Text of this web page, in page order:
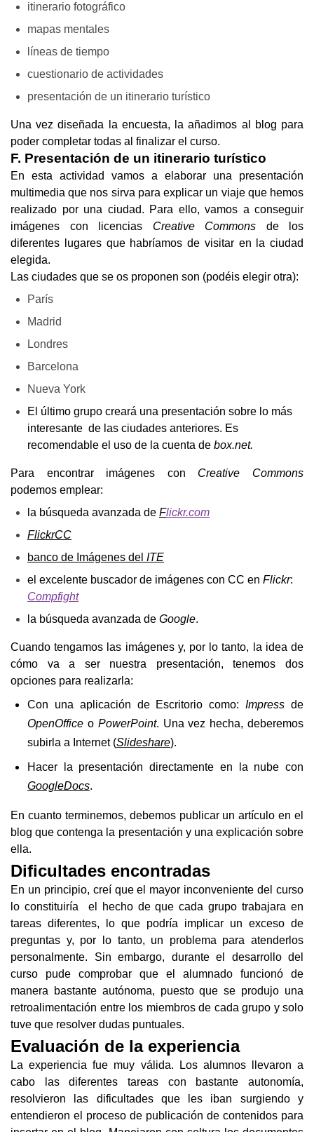
itinerario fotográfico
mapas mentales
líneas de tiempo
cuestionario de actividades
presentación de un itinerario turístico
Una vez diseñada la encuesta, la añadimos al blog para
poder completar todas al finalizar el curso.
F. Presentación de un itinerario turístico
En esta actividad vamos a elaborar una presentación
multimedia que nos sirva para explicar un viaje que hemos
realizado por una ciudad. Para ello, vamos a conseguir
imágenes con licencias Creative Commons de los
diferentes lugares que habríamos de visitar en la ciudad
elegida.
Las ciudades que se os proponen son (podéis elegir otra):
París
Madrid
Londres
Barcelona
Nueva York
El último grupo creará una presentación sobre lo más
interesante  de las ciudades anteriores. Es
recomendable el uso de la cuenta de box.net.
Para encontrar imágenes con Creative Commons
podemos emplear:
la búsqueda avanzada de Flickr.com
FlickrCC
banco de Imágenes del ITE
el excelente buscador de imágenes con CC en Flickr
Compfight
la búsqueda avanzada de Google.
Cuando tengamos las imágenes y, por lo tanto, la idea de
cómo va a ser nuestra presentación, tenemos dos
opciones para realizarla:
Con una aplicación de Escritorio como: Impress
OpenOffice o PowerPoint. Una vez hecha, deberemos
subirla a Internet (Slideshare).
GoogleDocs.
En cuanto terminemos, debemos publicar un artículo en el
blog que contenga la presentación y una explicación sobre
ella.
Dificultades encontradas
En un principio, creí que el mayor inconveniente del curso
lo constituiría  el hecho de que cada grupo trabajara en
tareas diferentes, lo que podría implicar un exceso de
preguntas y, por lo tanto, un problema para atenderlos
personalmente. Sin embargo, durante el desarrollo del
curso pude comprobar que el alumnado funcionó de
manera bastante autónoma, puesto que se produjo una
retroalimentación entre los miembros de cada grupo y solo
tuve que resolver dudas puntuales.
Evaluación de la experiencia
La experiencia fue muy válida. Los alumnos llevaron a
cabo las diferentes tareas con bastante autonomía,
resolvieron las dificultades que les iban surgiendo y
entendieron el proceso de publicación de contenidos para